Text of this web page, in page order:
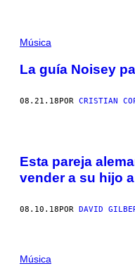
Música
La guía Noisey
08.21.18POR CRISTIAN
Esta pareja
vender a su hijo
08.10.18 POR DAVID
Música